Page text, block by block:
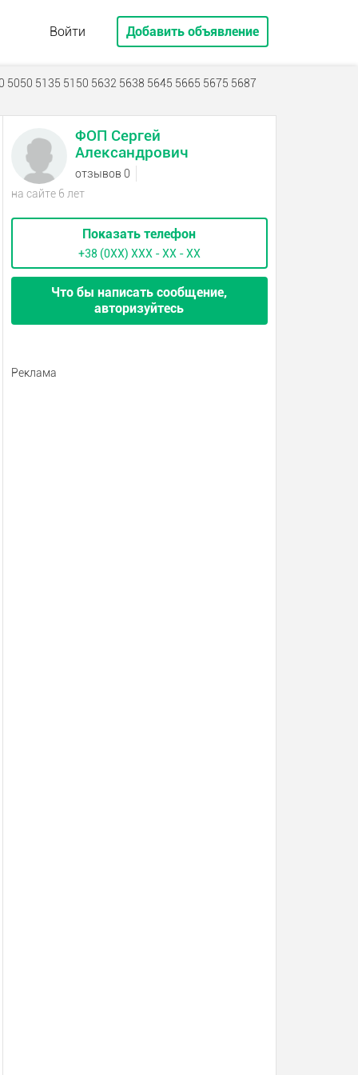
Войти Добавить объявление
5050 5135 5150 5632 5638 5645 5665 5675 5687
ФОП Сергей
Александрович
отзывов 0
на сайте 6 лет
Показать телефон
+38 (0XX) ХХХ - ХХ - ХХ
Что бы написать сообщение,
авторизуйтесь
Реклама